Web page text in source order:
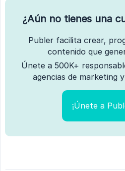
¿Aún no tienes una
Publer facilita crear,
contenido que
Únete a 500K+
agencias de marketing
¡Únete a